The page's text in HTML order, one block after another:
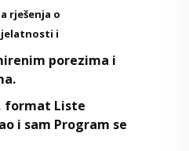
rješenja o
i
porezima i
format Liste
i sam Program se